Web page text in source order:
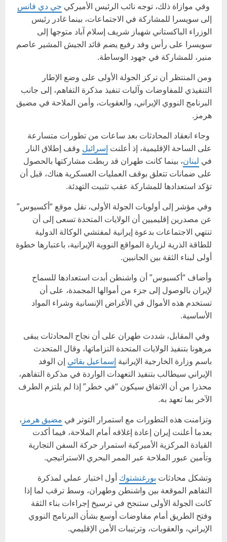
وفي موازاة ذلك، توجه نائب الرئيس الأميركي جي دي فانس
إلى سويسرا للمشاركة في الاجتماعات، بينما غادر رئيس
الوزراء الباكستاني شهباز شريف إسلام آباد متوجها إلى
سويسرا على رأس وفد رفيع يضم قائد الجيش المشير عاصم
منير، للمشاركة في جهود الوساطة.
ومن المنتظر أن تركز الجولة الأولى على وضع الإطار
التنفيذي للمفاوضات وآليات تنفيذ مذكرة التفاهم، إلى جانب
البرنامج النووي الإيراني، والعقوبات، وأمن الملاحة في مضيق
هرمز.
وجاء انعقاد المحادثات بعد ساعات من تطورات متسارعة
على الساحة الإقليمية، إذ أعلنت إسرائيل وقف إطلاق النار
في لبنان، بينما كانت طهران قد ربطت مشاركتها بالحصول
على ضمانات تتعلق بوقف العمليات العسكرية هناك، قبل أن
تؤكد استعدادها للمشاركة عقب تثبيت التهدئة.
وفي مؤشر إلى أولويات الجولة الأولى، نقل موقع “أكسيوس”
عن مصدرين إقليميين أن الولايات المتحدة تسعى إلى أن
تنتهي الاجتماعات بدعوة إيرانية لمفتشي الوكالة الدولية
للطاقة الذرية لزيارة المواقع النووية الإيرانية، باعتبارها خطوة
أولى لبناء الثقة بين الجانبين.
وأضاف “أكسيوس” أن واشنطن أبدت استعدادها للسماح
لإيران بالوصول إلى جزء من أموالها المجمدة، على أن
تستخدم هذه الأموال في الأغراض الإنسانية وشراء المواد
الأساسية.
وفي المقابل، شددت طهران على أن نجاح المحادثات يبقى
مرهونا بتنفيذ الولايات المتحدة التزاماتها، وقال المتحدث
باسم وزارة الخارجية الإيرانية إسماعيل بقائي إن الوفد
الإيراني سيطالب بتنفيذ التعهدات الواردة في مذكرة التفاهم،
محذرا من أن الاتفاق سيكون “في خطر” إذا لم يلتزم الطرف
الآخر بما تعهد به.
وتزامنت هذه التطورات مع استمرار التوتر في مضيق هرمز ،
بعدما أعلنت إيران إعادة إغلاقه أمام الملاحة، فيما أكدت
القيادة المركزية الأميركية استمرار حركة السفن التجارية
وتأمين عبور الملاحة عبر الممر البحري الاستراتيجي.
وتشكل محادثات بورغنشتوك أول اختبار عملي لمذكرة
التفاهم الموقعة بين واشنطن وطهران، وسط ترقب لما إذا
كانت الجولة الأولى ستنجح في ترسيخ إجراءات بناء الثقة
وفتح الطريق أمام مفاوضات أوسع بشأن البرنامج النووي
الإيراني، والعقوبات، وترتيبات الأمن الإقليمي.